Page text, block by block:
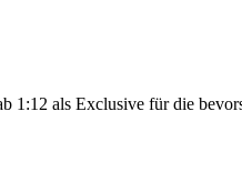
1:12 als Exclusive für die